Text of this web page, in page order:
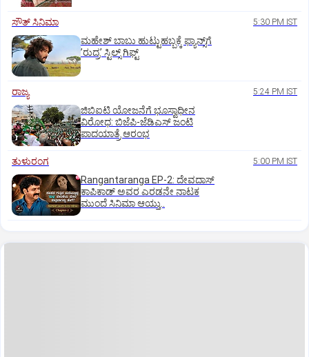
ಸೌತ್‌ ಸಿನಿಮಾ 5:30 PM IST
ಮಹೇಶ್‌ ಬಾಬು ಹುಟ್ಟುಹಬ್ಬಕ್ಕೆ ಫ್ಯಾನ್ಸ್‌ಗೆ
ʼರುದ್ರʼ ಸ್ಟಿಲ್ಸ್‌ ಗಿಫ್ಟ್
ರಾಜ್ಯ 5:24 PM IST
ಜಿಬಿಐಟಿ ಯೋಜನೆಗೆ ಭೂಸ್ವಾಧೀನ
ವಿರೋಧ: ಬಿಜೆಪಿ-ಜೆಡಿಎಸ್‌ ಜಂಟಿ
ಪಾದಯಾತ್ರೆ ಆರಂಭ
ತುಳುರಂಗ 5:00 PM IST
Rangantaranga EP-2: ದೇವದಾಸ್
ಕಾಪಿಕಾಡ್‌ ಅವರ ಎರಡನೇ ನಾಟಕ
ಮುಂದೆ ಸಿನಿಮಾ ಆಯ್ತು..